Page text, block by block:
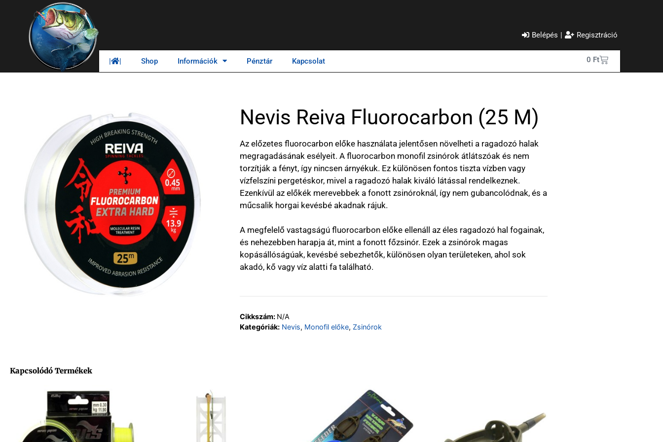
Belépés | Regisztráció
| | Shop Információk Pénztár Kapcsolat 0 Ft
Nevis Reiva Fluorocarbon (25 M)
Az előzetes fluorocarbon előke használata jelentősen növelheti a ragadozó halak
megragadásának esélyeit. A fluorocarbon monofil zsinórok átlátszóak és nem
torzítják a fényt, így nincsen árnyékuk. Ez különösen fontos tiszta vízben vagy
vízfelszíni pergetéskor, mivel a ragadozó halak kiváló látással rendelkeznek.
Ezenkívül az előkék merevebbek a fonott zsinóroknál, így nem gubancolódnak, és a
műcsalik horgai kevésbé akadnak rájuk.
A megfelelő vastagságú fluorocarbon előke ellenáll az éles ragadozó hal fogainak,
és nehezebben harapja át, mint a fonott főzsinór. Ezek a zsinórok magas
kopásállóságúak, kevésbé sebezhetők, különösen olyan területeken, ahol sok
akadó, kő vagy víz alatti fa található.
Cikkszám: N/A
Kategóriák: Nevis, Monofil előke, Zsinórok
Kapcsolódó Termékek